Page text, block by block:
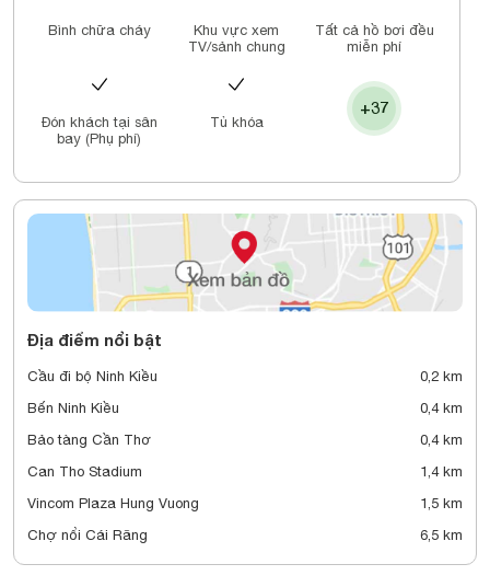
Nhà hàng TTC trong khuôn viên phục vụ các món ăn Á-Âu ngon từ
06:00 đến 22:00 hàng ngày. Một loạt các loại cocktail, bia và rượu
cảnh dòng sông.
Bình chữa cháy
Khu vực xem
TV/sảnh chung
Tất cả hồ bơi đều
miễn phí
Đón khách tại sân
bay (Phụ phí)
Tủ khóa
+37
Địa điểm nổi bật
Cầu đi bộ Ninh Kiều
0,2 km
Bến Ninh Kiều
0,4 km
Bảo tàng Cần Thơ
0,4 km
Can Tho Stadium
1,4 km
Vincom Plaza Hung Vuong
1,5 km
Chợ nổi Cái Răng
6,5 km